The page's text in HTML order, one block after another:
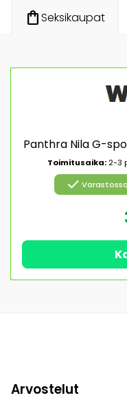
shopping_bagSeksikaupat
Panthra Nila G-
Toimitusaika: 2-3
check Varastossa
Arvostelut